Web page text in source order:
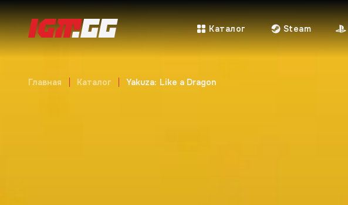
Каталог Steam
Главная Каталог Yakuza: Like a Dragon